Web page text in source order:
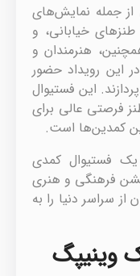
از جمله نمایش‌های
خیابانی، و
هنرمندان و
این رویداد حضور
این فستیوال
فرصتی عالی برای
کمدین‌ها است.
یک فستیوال کمدی
فرهنگی و هنری
سراسر دنیا را به
وینیپگ